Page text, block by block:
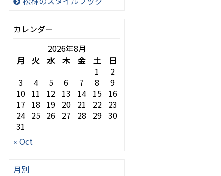
カレンダー
2026年8月
月
火 水 木 金 土 日
« Oct
1
2
3
4 5 6 7 8
9
10 11 12 13 14 15
16
17 18 19 20 21 22
23
24 25 26 27 28 29 30
31
月別